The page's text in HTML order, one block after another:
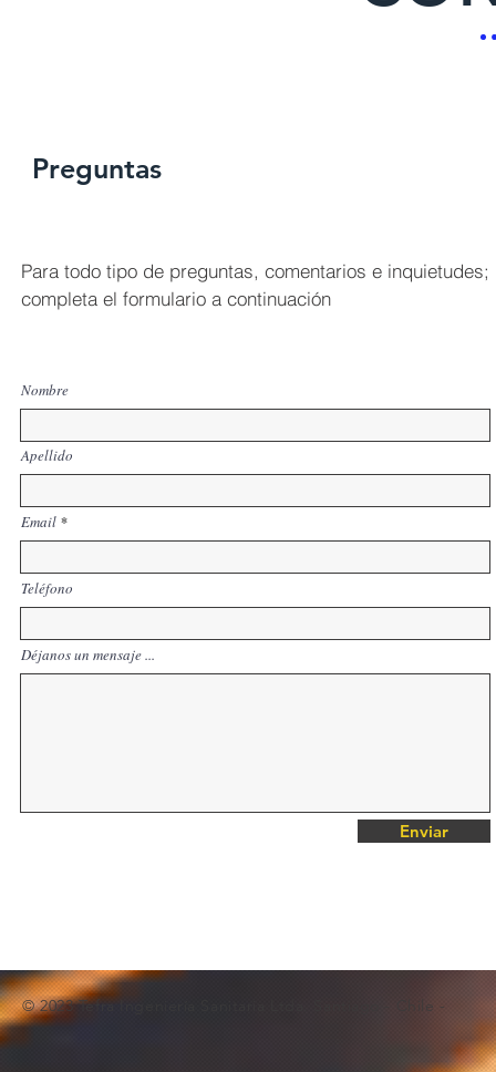
Preguntas
Para todo tipo de preguntas, comentarios e inquietudes;
completa el formulario a continuación
Nombre
Apellido
Email
Teléfono
Déjanos un mensaje ...
Enviar
© 2023 Tefra Ingeniería Sanitaria Ltda. Santiago - Chile -